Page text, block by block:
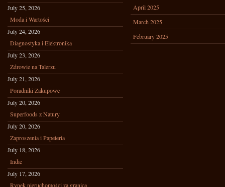
July 25, 2026
Moda i Wartości
July 24, 2026
Diagnostyka i Elektronika
July 23, 2026
Zdrowie na Talerzu
July 21, 2026
Poradniki Zakupowe
July 20, 2026
Superfoods z Natury
July 20, 2026
Zaproszenia i Papeteria
July 18, 2026
Indie
July 17, 2026
Rynek nieruchomości za granicą
April 2025
March 2025
February 2025